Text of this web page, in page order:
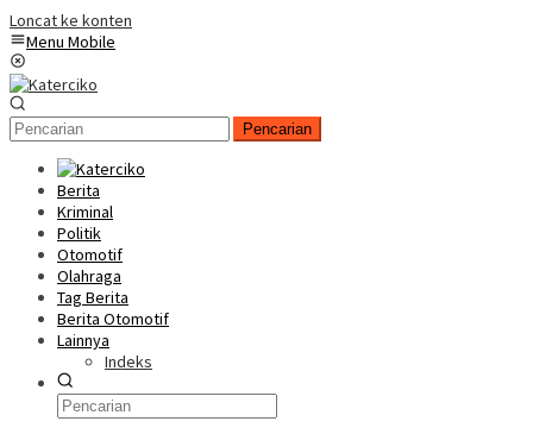
Loncat ke konten
Menu Mobile
Pencarian
Berita
Kriminal
Politik
Otomotif
Olahraga
Tag Berita
Berita Otomotif
Lainnya
Indeks